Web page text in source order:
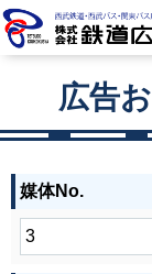
広告
媒体No.